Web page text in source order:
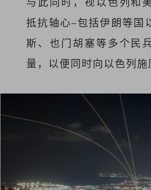
抵抗轴心–包括伊朗等国
斯、也门胡塞等多个民
量，以便同时向以色列施